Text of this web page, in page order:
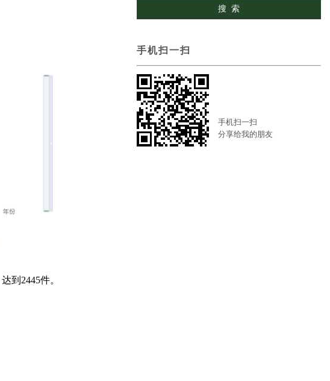
到2445件。
手机扫一扫
手机扫一扫
分享给我的朋友